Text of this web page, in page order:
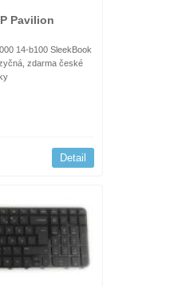
Pavilion
14-b100 SleekBook
zdarma české
Detail